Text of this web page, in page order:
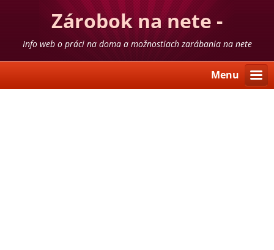
Zárobok na nete -
skúsenosti
Info web o práci na doma a možnostiach zarábania na nete
Menu